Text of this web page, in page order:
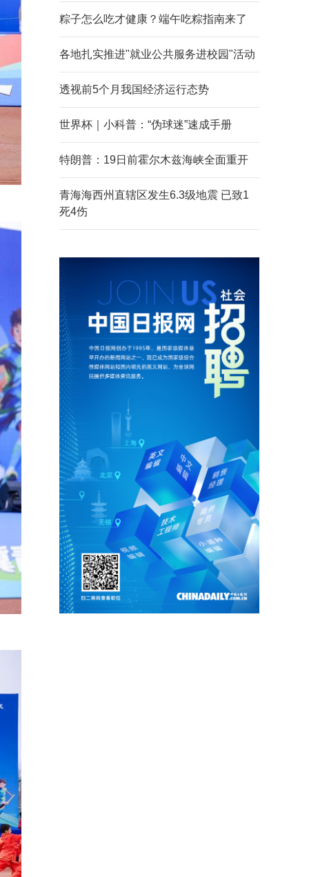
粽子怎么吃才健康？端午吃粽指南来了
各地扎实推进"就业公共服务进校园"活动
透视前5个月我国经济运行态势
世界杯｜小科普：“伪球迷”速成手册
特朗普：19日前霍尔木兹海峡全面重开
青海海西州直辖区发生6.3级地震 已致1
死4伤